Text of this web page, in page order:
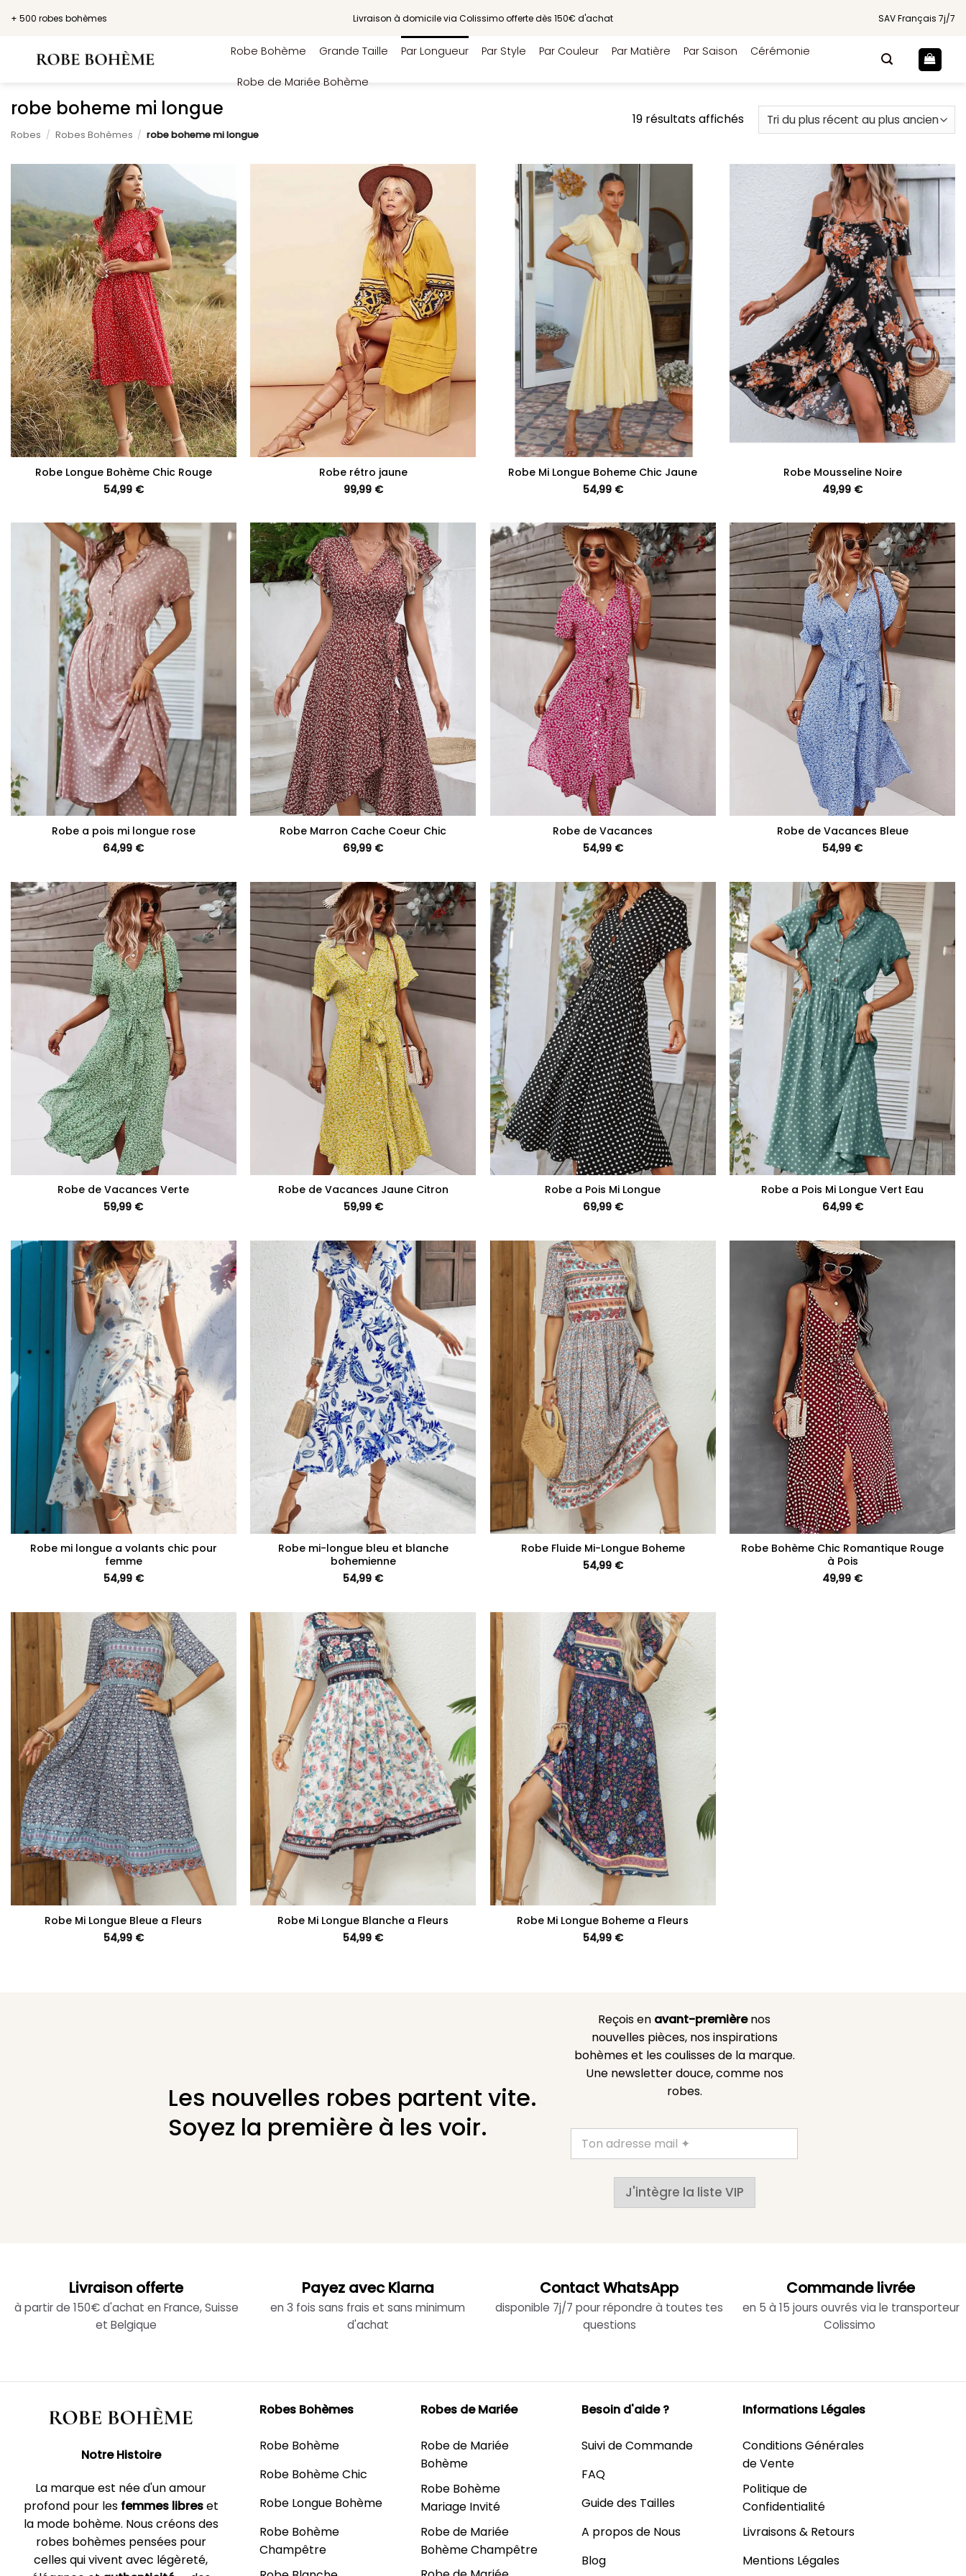
+ 500 robes bohèmes Livraison à domicile via Colissimo offerte dès 150€ d'achat SAV Français 7j/7
Robe Bohème Grande Taille Par Longueur Par Style Par Couleur Par Matière Par Saison Cérémonie
Robe de Mariée Bohème
robe boheme mi longue
Robes / Robes Bohèmes / robe boheme mi longue
19 résultats affichésTrié
plus
ancien
+
Robe Longue Bohème Chic Rouge
54,99 €
+
Robe rétro jaune
99,99 €
Robe Mi Longue Boheme Chic Jaune
54,99 €
+
Robe Mousseline Noire
49,99 €
Robe a pois mi longue rose
64,99 €
+
Robe Marron Cache Coeur Chic
69,99 €
Robe de Vacances
54,99 €
Robe de Vacances Bleue
54,99 €
Robe de Vacances Verte
59,99 €
Robe de Vacances Jaune Citron
59,99 €
Robe a Pois Mi Longue
69,99 €
+
Robe a Pois Mi Longue Vert Eau
64,99 €
Robe mi longue a volants chic pour
femme
54,99 €
Robe mi-longue bleu et blanche
bohemienne
54,99 €
Robe Fluide Mi-Longue Boheme
54,99 €
Robe Bohème Chic Romantique Rouge
à Pois
49,99 €
+
Robe Mi Longue Bleue a Fleurs
54,99 €
+
Robe Mi Longue Blanche a Fleurs
54,99 €
Robe Mi Longue Boheme a Fleurs
54,99 €
Les nouvelles robes partent vite.
Soyez la première à les voir.
Reçois en avant-premièrenos
nouvelles pièces, nos inspirations
bohèmes et les coulisses de la marque.
Une newsletter douce, comme nos
robes.
J'intègre la liste VIP
Livraison offerte
à partir de 150€ d'achat en France, Suisse
et Belgique
Payez avec Klarna
en 3 fois sans frais et sans minimum
d'achat
Contact WhatsApp
disponible 7j/7 pour répondre à toutes tes
questions
Commande livrée
en 5 à 15 jours ouvrés via le transporteur
Colissimo
Notre Histoire
La marque est née d'un amour
profond pour les femmes libreset
la mode bohème. Nous créons des
robes bohèmes pensées pour
celles qui vivent avec légèreté,
Robes Bohèmes
Robe Bohème
Robe Bohème Chic
Robe Longue Bohème
Robe Bohème
Champêtre
Robes de Mariée
Robe de Mariée
Bohème
Robe Bohème
Mariage Invité
Robe de Mariée
Bohème Champêtre
Besoin d'aide ?
Suivi de Commande
FAQ
Guide des Tailles
A propos de Nous
Blog
Informations Légales
Conditions Générales
de Vente
Politique de
Confidentialité
Livraisons & Retours
Mentions Légales